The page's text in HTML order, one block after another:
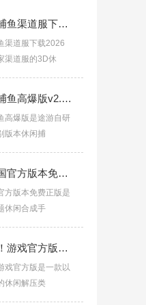
途游休闲捕鱼渠道服下载2026最新版v2.6.9
渠道服下载2026
渠道服的3D休
途游休闲捕鱼高爆版v2.6.9
高爆版是途游自研
版本休闲捕
合并童话国官方版本免费正版v1.62.3010
方版本免费正版是
休闲合成手
冲破一切！游戏官方版v1.0.6
戏官方版是一款以
休闲解压类